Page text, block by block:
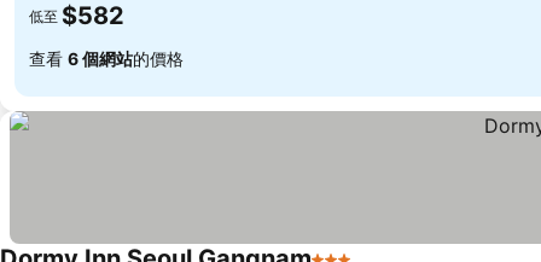
低至 $582
查看 6 個網站的價格